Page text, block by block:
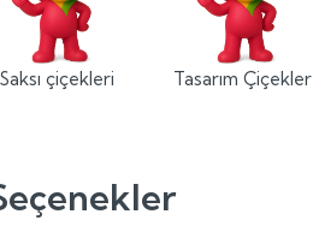
Saksı çiçekleri Tasarım Çiçekler